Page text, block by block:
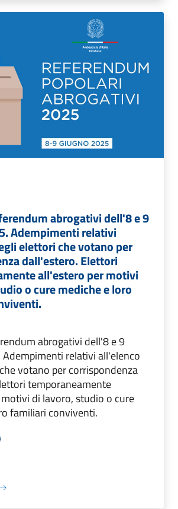
abrogativi dell'8 e 9
Adempimenti relativi
elettori che votano per
dall'estero. Elettori
all'estero per motivi
o cure mediche e loro
abrogativi dell'8 e 9
relativi all'elenco
votano per corrispondenza
temporaneamente
di lavoro, studio o cure
familiari conviventi.